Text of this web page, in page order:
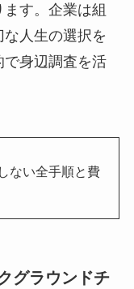
す。企業は組
人生の選択を
で身辺調査を活
ない全手順と費
グラウンドチ